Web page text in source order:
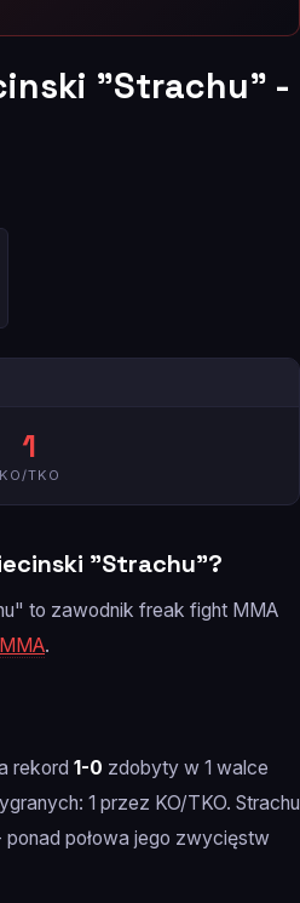
"Strachu" -
1
KO/TKO
"Strachu"?
to zawodnik freak fight MMA
.
rekord 1-0 zdobyty w 1 walce
1 przez KO/TKO. Strachu
ponad połowa jego zwycięstw